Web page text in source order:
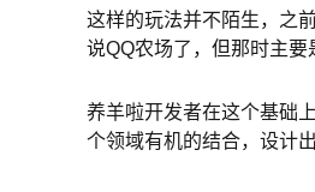
这样的玩法并不陌生，之
说QQ农场了，但那时主要
养羊啦开发者在这个基础
个领域有机的结合，设计